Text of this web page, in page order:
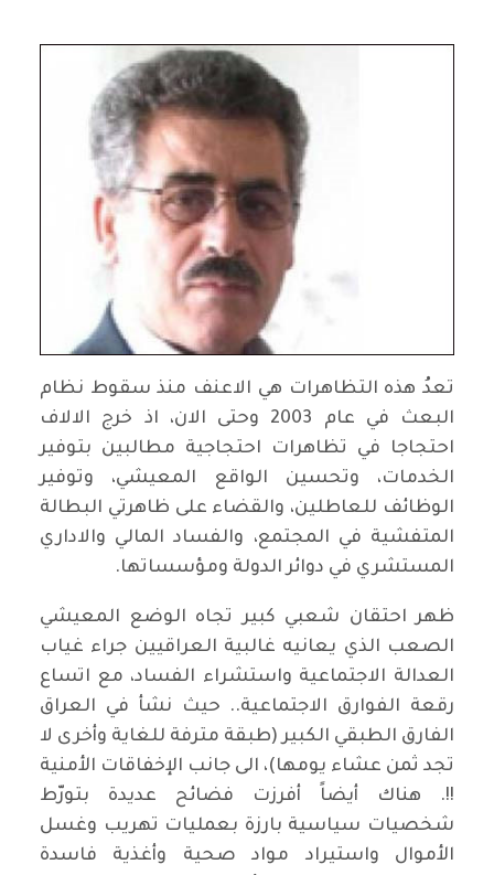
تعدُ هذه التظاهرات هي الاعنف منذ سقوط نظام
البعث في عام 2003 وحتى الان، اذ خرج الالاف
احتجاجا في تظاهرات احتجاجية مطالبين بتوفير
الخدمات، وتحسين الواقع المعيشي، وتوفير
الوظائف للعاطلين، والقضاء على ظاهرتي البطالة
المتفشية في المجتمع، والفساد المالي والاداري
المستشري في دوائر الدولة ومؤسساتها.
ظهر احتقان شعبي كبير تجاه الوضع المعيشي
الصعب الذي يعانيه غالبية العراقيين جراء غياب
العدالة الاجتماعية واستشراء الفساد، مع اتساع
رقعة الفوارق الاجتماعية.. حيث نشأ في العراق
الفارق الطبقي الكبير (طبقة مترفة للغاية وأخرى لا
تجد ثمن عشاء يومها)، الى جانب الإخفاقات الأمنية
!!. هناك أيضاً أفرزت فضائح عديدة بتورّط
شخصيات سياسية بارزة بعمليات تهريب وغسل
الأموال واستيراد مواد صحية وأغذية فاسدة